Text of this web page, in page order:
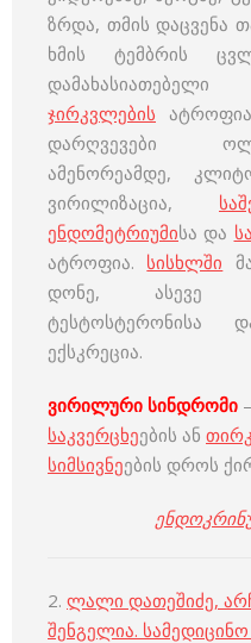
ზრდა, თმის დაცვენა
ხმის ტემბრის
ჯირკვლების
დარღვევები
ამენორეამდე,
ვირილიზაცია,
ენდომეტრიუმისა და
ატროფია. სისხლში
დონე, ასევე
ტესტოსტერონისა
ექსკრეცია.
ვირილური სინდრომი –
საკვერცხეების ან
სიმსივნეების დროს
2. ლალი დათეშიძე,
შენგელია.